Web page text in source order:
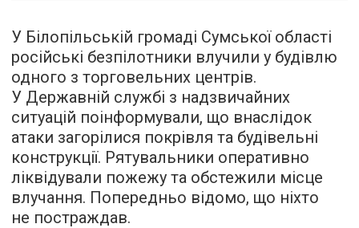
У Білопільській громаді Сумської області
російські безпілотники влучили у будівлю
одного з торговельних центрів.
У Державній службі з надзвичайних
ситуацій поінформували, що внаслідок
атаки загорілися покрівля та будівельні
конструкції. Рятувальники оперативно
ліквідували пожежу та обстежили місце
влучання. Попередньо відомо, що ніхто
не постраждав.